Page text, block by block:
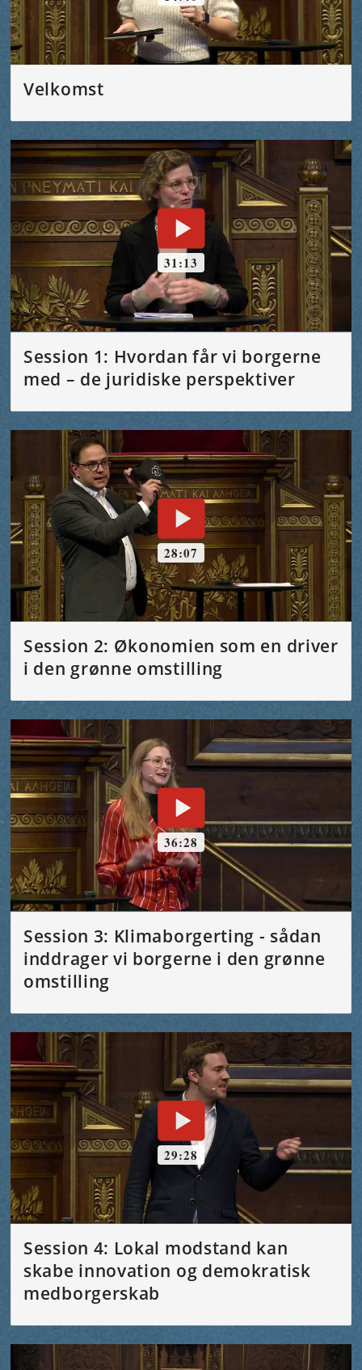
Velkomst
Session 1: Hvordan får vi borgerne
med – de juridiske perspektiver
Session 2: Økonomien som en driver
i den grønne omstilling
Session 3: Klimaborgerting - sådan
inddrager vi borgerne i den grønne
omstilling
Session 4: Lokal modstand kan
skabe innovation og demokratisk
medborgerskab